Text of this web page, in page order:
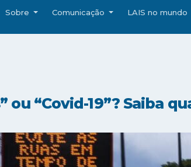
Sobre Comunicação LAIS no mundo
ou “Covid-19”? Saiba